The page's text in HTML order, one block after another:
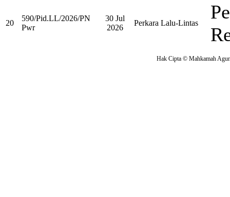
20
590/Pid.LL/2026/PN
Pwr
30 Jul
2026
Perkara Lalu-Lintas
Hak Cipta © Mahkamah